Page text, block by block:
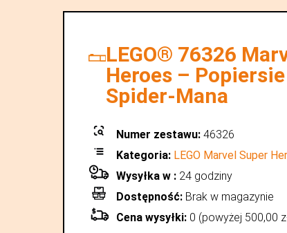
LEGO® 76326
Heroes –
Spider-Mana
Numer zestawu: 46326
Kategoria: LEGO Marvel Super
Wysyłka w : 24 godziny
Dostępność: Brak w magazynie
Cena wysyłki: 0 (powyżej 500,00